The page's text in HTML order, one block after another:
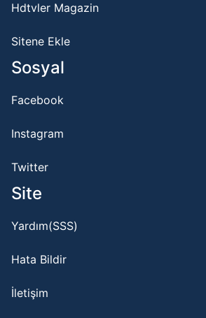
Hdtvler Magazin
Sitene Ekle
Sosyal
Facebook
Instagram
Twitter
Site
Yardım(SSS)
Hata Bildir
İletişim